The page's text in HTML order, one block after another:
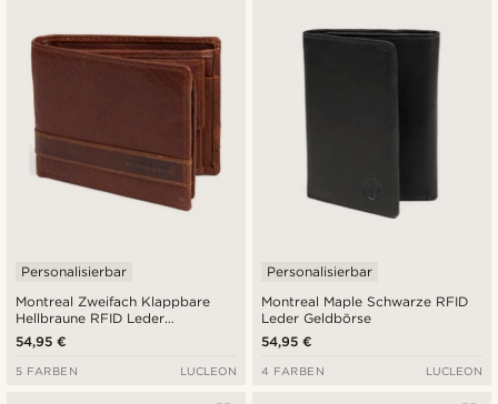
Montreal Zweifach Klappbare
Hellbraune RFID Leder
Geldbörse
Personalisierbar
54,95 €
5 FARBEN LUCLEON
Montreal Maple Schwarze RFID
Leder Geldbörse
Personalisierbar
54,95 €
4 FARBEN LUCLEON